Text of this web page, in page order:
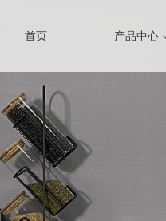
首页 产品中心